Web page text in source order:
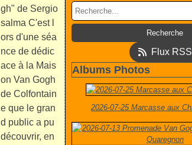
gh" de Sergio
salma C'est l
ors d'une séa
nce de dédic
ace à la Mais
on Van Gogh
de Colfontain
e que le gran
d public a pu
découvrir, en
Flux RSS
Albums Photos
2026-07-25 Marcasse aux